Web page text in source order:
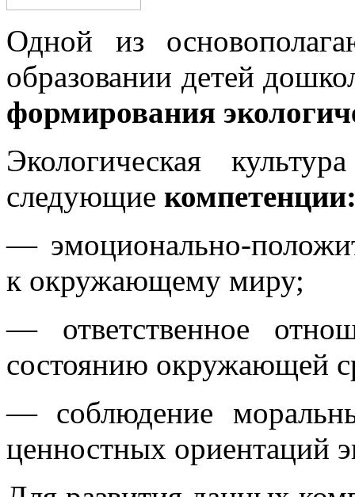
Одной из
образовании детей
формирования
Экологическая
следующие
— эмоционально-
к окружающему миру;
— ответственное
состоянию окружающей
— соблюдение
ценностных ориентаций